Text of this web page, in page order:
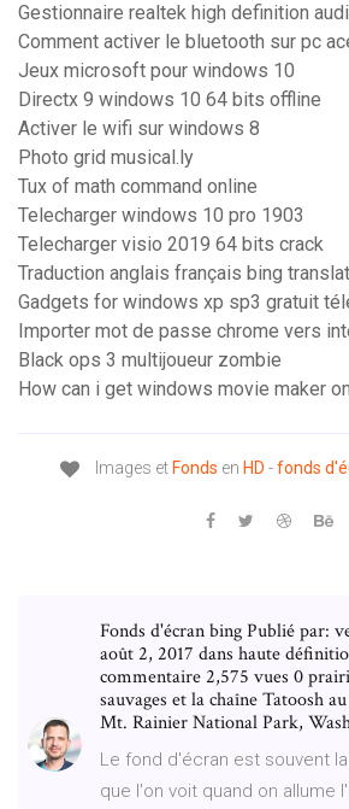
Gestionnaire realtek high definition
Comment activer le bluetooth sur pc
Jeux microsoft pour windows 10
Directx 9 windows 10 64 bits offline
Activer le wifi sur windows 8
Photo grid musical.ly
Tux of math command online
Telecharger windows 10 pro 1903
Telecharger visio 2019 64 bits crack
Traduction anglais français bing
Gadgets for windows xp sp3 gratuit
Importer mot de passe chrome vers
Black ops 3 multijoueur zombie
How can i get windows movie maker
Images et Fonds en HD -fonds
Fonds d'écran bing Publié par:
août 2, 2017 dans haute
commentaire 2,575 vues 0
sauvages et la chaîne Tatoosh
Mt. Rainier National Park,
Le fond d'écran est souvent
que l'on voit quand on allume